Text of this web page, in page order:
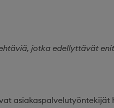
jotka edellyttävät
asiakaspalvelutyöntekijät